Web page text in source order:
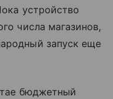
устройство
числа магазинов,
запуск еще
бюджетный